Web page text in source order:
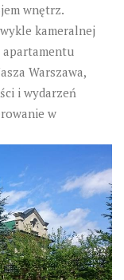
wnętrz.
kameralnej
Warszawa,
i wydarzeń
w